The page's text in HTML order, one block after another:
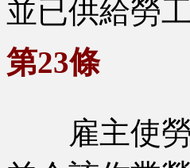
並已供給勞
第23條
雇主使勞